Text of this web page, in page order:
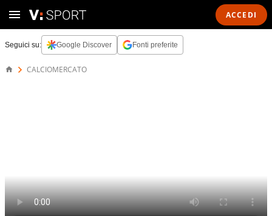
ACCEDI
Seguici su: Google Discover Fonti preferite
CALCIOMERCATO